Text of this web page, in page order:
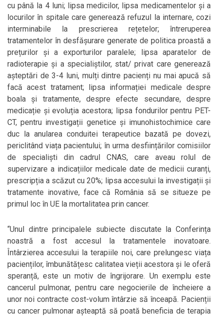
cu până la 4 luni; lipsa medicilor, lipsa medicamentelor și a
locurilor în spitale care generează refuzul la internare, cozi
interminabile la prescrierea rețetelor; întreruperea
tratamentelor în desfășurare generate de politica proastă a
prețurilor și a exporturilor paralele; lipsa aparatelor de
radioterapie și a specialiștilor, stat/ privat care generează
așteptări de 3-4 luni, mulți dintre pacienți nu mai apucă să
facă acest tratament; lipsa informației medicale despre
boala și tratamente, despre efecte secundare, despre
medicație și evoluția acestora; lipsa fondurilor pentru PET-
CT, pentru investigații genetice și imunohistochimice care
duc la anularea conduitei terapeutice bazată pe dovezi,
periclitând viața pacientului; în urma desființărilor comisiilor
de specialiști din cadrul CNAS, care aveau rolul de
supervizare a indicațiilor medicale date de medicii curanți,
prescripția a scăzut cu 20%; lipsa accesului la investigații și
tratamente inovative, face că România să se situeze pe
primul loc în UE la mortalitatea prin cancer.
“Unul dintre principalele subiecte discutate la Conferința
noastră a fost accesul la tratamentele inovatoare.
Întârzierea accesului la terapiile noi, care prelungesc viața
pacienților, îmbunătățesc calitatea vieții acestora și le oferă
speranță, este un motiv de îngrijorare. Un exemplu este
cancerul pulmonar, pentru care negocierile de încheiere a
unor noi contracte cost-volum întârzie să înceapă. Pacienții
cu cancer pulmonar așteaptă să poată beneficia de terapia